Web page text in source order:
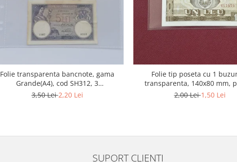
Folie transparenta bancnote, gama
Grande(A4), cod SH312, 3
compartimente
3,50 Lei2,20 Lei
Folie tip poseta cu 1
transparenta, 140x80 mm,
bancnote
2,00 Lei1,50 Lei
SUPORT CLIENTI